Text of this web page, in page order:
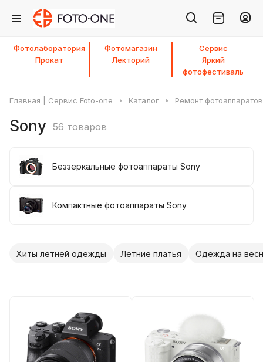
Фотолаборатория Фотомагазин
Сервис
Прокат
Лекторий
Яркий
фотофестиваль
Главная | Сервис Foto-one Каталог Ремонт фотоаппаратов
Sony 56 товаров
Беззеркальные фотоаппараты Sony
Компактные фотоаппараты Sony
Хиты летней одежды Летние платья Одежда на